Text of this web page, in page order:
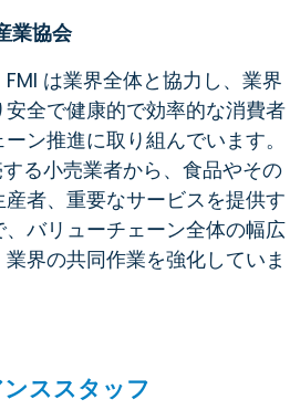
業協会
は業界全体と協力し、業界
全で健康的で効率的な消費者
ン推進に取り組んでいます。
る小売業者から、食品やその
者、重要なサービスを提供す
バリューチェーン全体の幅広
界の共同作業を強化していま
ススタッフ